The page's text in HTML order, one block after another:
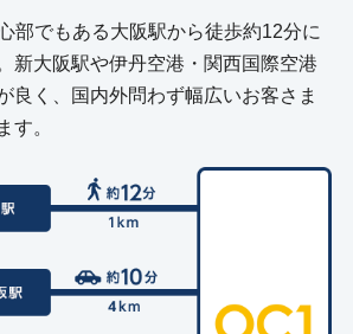
部でもある大阪駅から徒歩約12分に
新大阪駅や伊丹空港・関西国際空港
良く、国内外問わず幅広いお客さま
す。